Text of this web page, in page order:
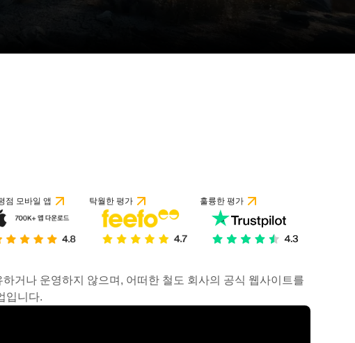
점 모바일 앱 탁월한 평가 훌륭한 평가
거나 운영하지 않으며, 어떠한 철도 회사의 공식 웹사이트를
입니다.